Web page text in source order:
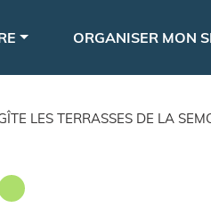
au
principal
ORGANISER MON
LES TERRASSES DE LA